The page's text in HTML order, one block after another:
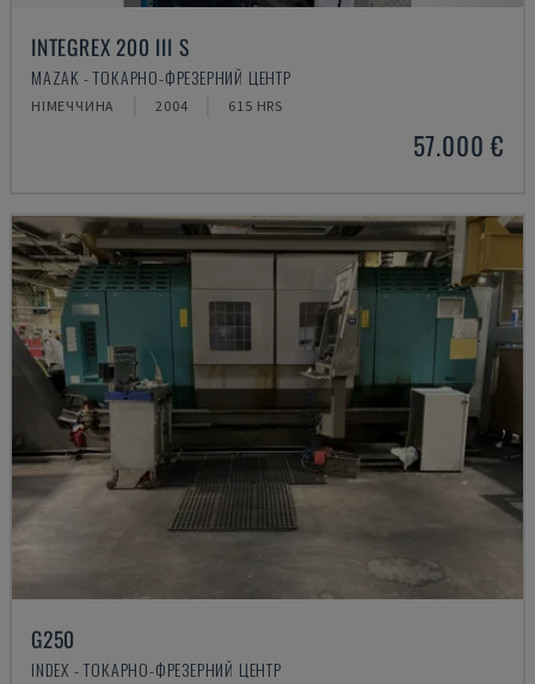
INTEGREX 200 III S
MAZAK - ТОКАРНО-ФРЕЗЕРНИЙ ЦЕНТР
НІМЕЧЧИНА 2004 615 HRS
57.000 €
G250
INDEX - ТОКАРНО-ФРЕЗЕРНИЙ ЦЕНТР